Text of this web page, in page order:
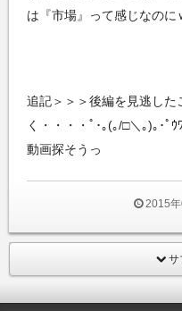
は『市場』って感じなのに
追記＞＞＞後編を見逃した
く・・・・ﾟ･｡(｡/□＼｡)｡･ﾟｳ
動画探そうっ
2015年
サ